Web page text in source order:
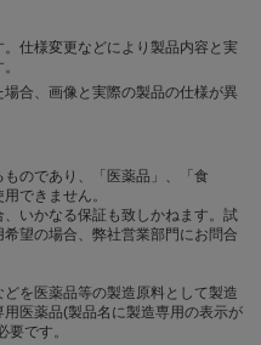
仕様変更などにより製品内容と実
合、画像と実際の製品の仕様が異
のであり、「医薬品」、「食
できません。
いかなる保証も致しかねます。試
望の場合、弊社営業部門にお問合
を医薬品等の製造原料として製造
医薬品(製品名に製造専用の表示が
です。